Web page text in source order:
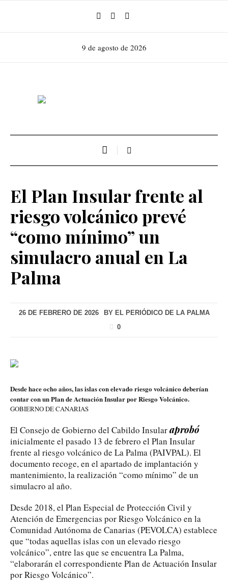
9 de agosto de 2026
El Plan Insular frente al
riesgo volcánico prevé
“como mínimo” un
simulacro anual en La
Palma
26 DE FEBRERO DE 2026 BY EL PERIÓDICO DE LA PALMA
0
Desde hace ocho años, las islas con elevado riesgo volcánico deberían
contar con un Plan de Actuación Insular por Riesgo Volcánico.
GOBIERNO DE CANARIAS
El Consejo de Gobierno del Cabildo Insularaprobó
inicialmente el pasado 13 de febrero el Plan Insular
frente al riesgo volcánico de La Palma (PAIVPAL). El
documento recoge, en el apartado de implantación y
mantenimiento, la realización “como mínimo” de un
simulacro al año.
Desde 2018, el Plan Especial de Protección Civil y
Atención de Emergencias por Riesgo Volcánico en la
Comunidad Autónoma de Canarias (PEVOLCA) establece
que “todas aquellas islas con un elevado riesgo
volcánico”, entre las que se encuentra La Palma,
“elaborarán el correspondiente Plan de Actuación Insular
por Riesgo Volcánico”.